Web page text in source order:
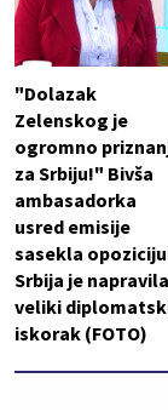
"Dolazak
Zelenskog je
ogromno
za Srbiju!" Bivša
ambasadorka
usred emisije
sasekla
Srbija je napravila
veliki
iskorak (FOTO)